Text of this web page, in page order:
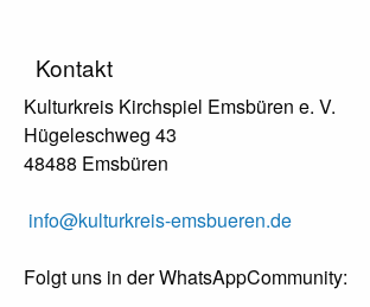
Kontakt
Kulturkreis Kirchspiel Emsbüren e. V.
Hügeleschweg 43
48488 Emsbüren
info@kulturkreis-emsbueren.de
Folgt uns in der WhatsAppCommunity: